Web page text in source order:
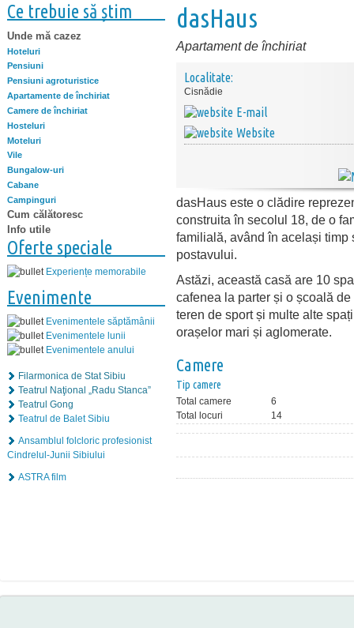
Ce trebuie să știm
Unde mă cazez
Hoteluri
Pensiuni
Pensiuni agroturistice
Apartamente de închiriat
Camere de închiriat
Hosteluri
Moteluri
Vile
Bungalow-uri
Cabane
Campinguri
Cum călătoresc
Info utile
Oferte speciale
Experiențe memorabile
Evenimente
Evenimentele săptămânii
Evenimentele lunii
Evenimentele anului
Filarmonica de Stat Sibiu
Teatrul Naţional „Radu Stanca”
Teatrul Gong
Teatrul de Balet Sibiu
Ansamblul folcloric profesionist
Cindrelul-Junii Sibiului
ASTRA film
dasHaus
Apartament de închiriat
Localitate:
Cisnădie
E-mail
Website
dasHaus este o clădire
construita în secolul 18, de o
familială, având în același
postavului.
Astăzi, această casă are 10
cafenea la parter și o școală
teren de sport și multe alte
orașelor mari și aglomerate.
Camere
Tip camere
Total camere
6
Total locuri
14